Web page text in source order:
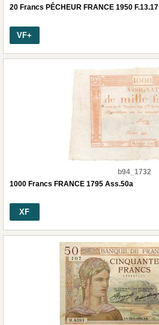
20 Francs PÊCHEUR FRANCE 1950 F.13.17
VF+
b94_1732
1000 Francs FRANCE 1795 Ass.50a
XF